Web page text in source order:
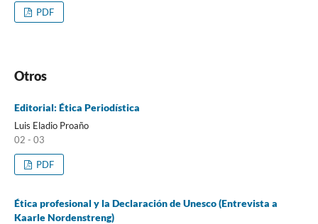
PDF
Otros
Editorial: Ética Periodística
Luis Eladio Proaño
02 - 03
PDF
Ética profesional y la Declaración de Unesco (Entrevista a
Kaarle Nordenstreng)